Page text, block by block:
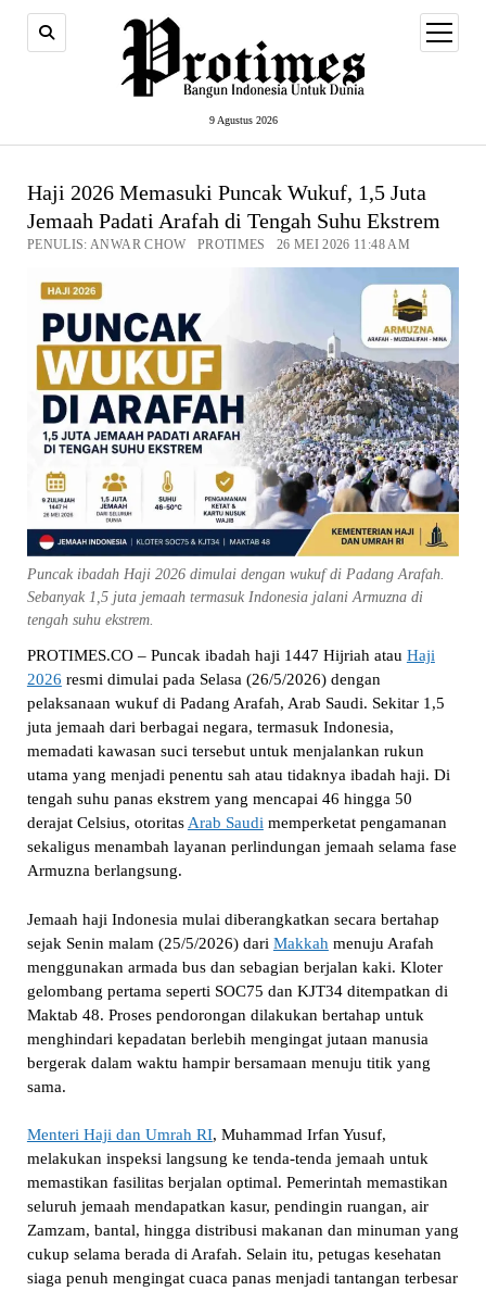
9 Agustus 2026
open
menu
Haji 2026 Memasuki Puncak Wukuf, 1,5 Juta
Jemaah Padati Arafah di Tengah Suhu Ekstrem
PENULIS: ANWAR CHOW PROTIMES 26 MEI 2026 11:48 AM
Puncak ibadah Haji 2026 dimulai dengan wukuf di Padang Arafah.
Sebanyak 1,5 juta jemaah termasuk Indonesia jalani Armuzna di
tengah suhu ekstrem.
PROTIMES.CO – Puncak ibadah haji 1447 Hijriah atau Haji
2026 resmi dimulai pada Selasa (26/5/2026) dengan
pelaksanaan wukuf di Padang Arafah, Arab Saudi. Sekitar 1,5
juta jemaah dari berbagai negara, termasuk Indonesia,
memadati kawasan suci tersebut untuk menjalankan rukun
utama yang menjadi penentu sah atau tidaknya ibadah haji. Di
tengah suhu panas ekstrem yang mencapai 46 hingga 50
derajat Celsius, otoritas Arab Saudi memperketat pengamanan
sekaligus menambah layanan perlindungan jemaah selama fase
Armuzna berlangsung.
Jemaah haji Indonesia mulai diberangkatkan secara bertahap
sejak Senin malam (25/5/2026) dari Makkah menuju Arafah
menggunakan armada bus dan sebagian berjalan kaki. Kloter
gelombang pertama seperti SOC75 dan KJT34 ditempatkan di
Maktab 48. Proses pendorongan dilakukan bertahap untuk
menghindari kepadatan berlebih mengingat jutaan manusia
bergerak dalam waktu hampir bersamaan menuju titik yang
sama.
Menteri Haji dan Umrah RI, Muhammad Irfan Yusuf,
melakukan inspeksi langsung ke tenda-tenda jemaah untuk
memastikan fasilitas berjalan optimal. Pemerintah memastikan
seluruh jemaah mendapatkan kasur, pendingin ruangan, air
Zamzam, bantal, hingga distribusi makanan dan minuman yang
cukup selama berada di Arafah. Selain itu, petugas kesehatan
siaga penuh mengingat cuaca panas menjadi tantangan terbesar